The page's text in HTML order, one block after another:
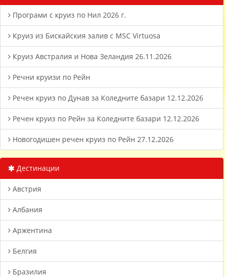
Програми с круиз по Нил 2026 г.
Круиз из Бискайския залив с MSC Virtuosa
Круиз Австралия и Нова Зеландия 26.11.2026
Речни круизи по Рейн
Речен круиз по Дунав за Коледните базари 12.12.2026
Речен круиз по Рейн за Коледните базари 12.12.2026
Новогодишен речен круиз по Рейн 27.12.2026
Дестинации
Австрия
Албания
Аржентина
Белгия
Бразилия